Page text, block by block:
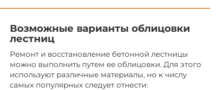
Возможные варианты облицовки
лестниц
Ремонт и восстановление бетонной лестницы
можно выполнить путем ее облицовки. Для этого
используют различные материалы, но к числу
самых популярных следует отнести: